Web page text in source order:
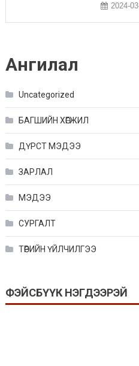
2024-
Ангилал
Uncategorized
БАГШИЙН ХӨГЖИЛ
ДҮРСТ МЭДЭЭ
ЗАРЛАЛ
МЭДЭЭ
СУРГАЛТ
ТӨРИЙН ҮЙЛЧИЛГЭЭ
ФЭЙСБҮҮК НЭГДЭЭРЭЙ